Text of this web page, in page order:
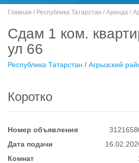
Главная / Республика Татарстан / Аренда /
Сдам 1 ком.
ул 66
Республика Татарстан / Агрызский
Коротко
Номер объявления
Дата подачи
Комнат